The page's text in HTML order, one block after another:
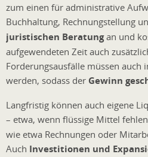
zum einen für administrative
Buchhaltung, Rechnungstellung
juristischen Beratungan und
aufgewendeten Zeit auch
Forderungsausfälle müssen auch
werden, sodass der Gewinn
Langfristig können auch eigene
– etwa, wenn flüssige Mittel
wie etwa Rechnungen oder
Auch Investitionen und